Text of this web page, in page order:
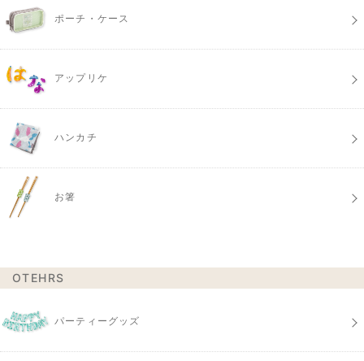
ポーチ・ケース
アップリケ
ハンカチ
お箸
OTEHRS
パーティーグッズ